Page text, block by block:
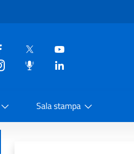
Sala stampa